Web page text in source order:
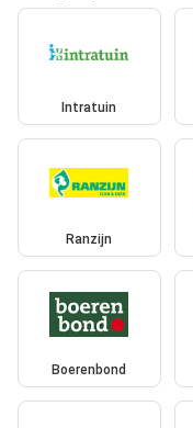
Intratuin
Ranzijn
Boerenbond